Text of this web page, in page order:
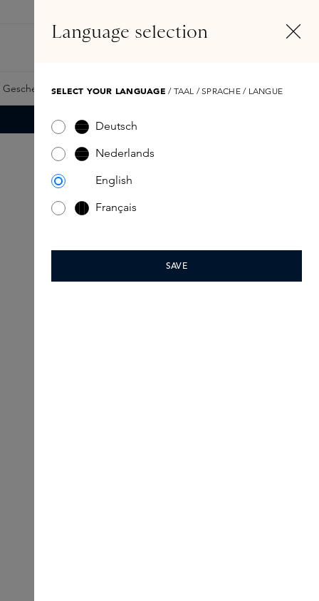
Samples Skins Exclusives Skins Boxen
Language selection
SELECT YOUR LANGUAGE / TAAL / SPRACHE / LANGUE
Deutsch
Nederlands
English
Français
SAVE